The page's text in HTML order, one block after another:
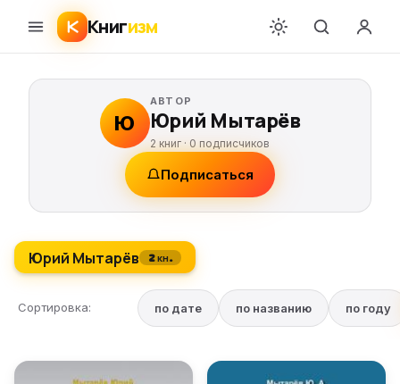
Книгизм
Ю
АВТОР
Юрий Мытарёв
2 книг · 0 подписчиков
Подписаться
Юрий Мытарёв 2 кн.
Сортировка: по дате по названию по году